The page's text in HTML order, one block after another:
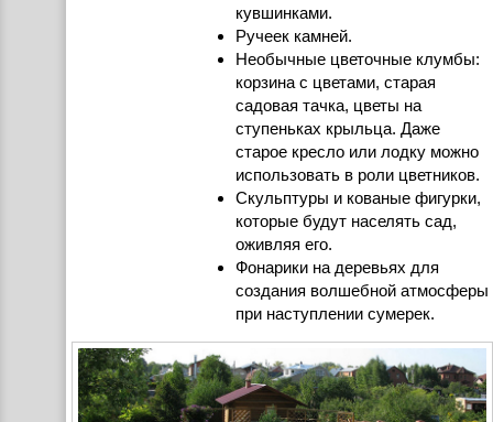
кувшинками.
Ручеек камней.
Необычные цветочные клумбы:
корзина с цветами, старая
садовая тачка, цветы на
ступеньках крыльца. Даже
старое кресло или лодку можно
использовать в роли цветников.
Скульптуры и кованые фигурки,
которые будут населять сад,
оживляя его.
Фонарики на деревьях для
создания волшебной атмосферы
при наступлении сумерек.